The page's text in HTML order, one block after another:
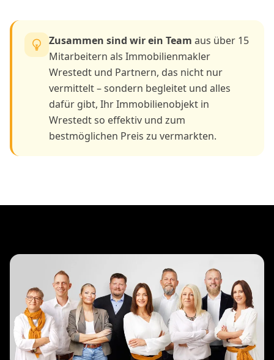
Zusammen sind wir ein Team aus über 15
Mitarbeitern als Immobilienmakler
Wrestedt und Partnern, das nicht nur
vermittelt – sondern begleitet und alles
dafür gibt, Ihr Immobilienobjekt in
Wrestedt so effektiv und zum
bestmöglichen Preis zu vermarkten.